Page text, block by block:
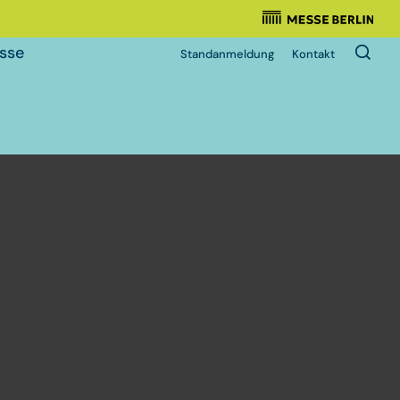
Veranstalter:
Standanmeldung Kontakt